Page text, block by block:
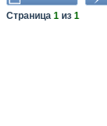
Страница 1 из 1